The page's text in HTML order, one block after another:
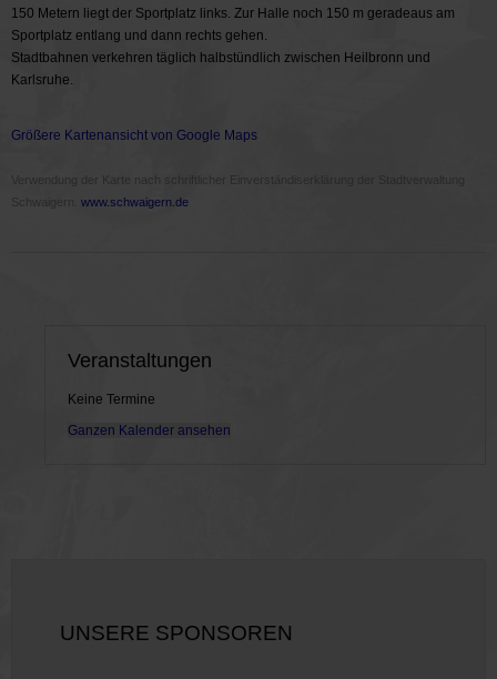
150 Metern liegt der Sportplatz links. Zur Halle noch 150 m geradeaus am
Sportplatz entlang und dann rechts gehen.
Stadtbahnen verkehren täglich halbstündlich zwischen Heilbronn und
Karlsruhe.
Größere Kartenansicht von Google Maps
Verwendung der Karte nach schriftlicher Einverständiserklärung der Stadtverwaltung
Schwaigern. www.schwaigern.de
Veranstaltungen
Keine Termine
Ganzen Kalender ansehen
UNSERE SPONSOREN